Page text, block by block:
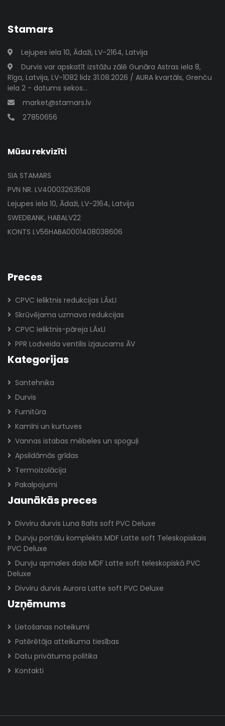
Stamars
Lejupes iela 10, Ādaži, LV-2164, Latvija
Durvis var apskatīt izstāžu zālē Gunāra Astras iela 8,
Rīga, Latvija, LV-1082 lidz 31.08.2026 / AURA kvartāls, Grenču
iela 2 - datums sekos...
market@stamars.lv
27850656
Mūsu rekvizīti
SIA STAMARS
PVN NR. LV40003263508
Lejupes iela 10, Ādaži, LV-2164, Latvija
SWEDBANK, HABALV22
KONTS LV56HABA0001408038606
Preces
CPVC Ieliktnis redukcijas LĀxLI
Skrūvējama uzmava redukcijas
CPVC Ieliktnis-pāreja LĀxLI
PPR Lodveida ventilis izjaucams ĀV
Kategorijas
Santehnika
Durvis
Furnitūra
Kamīni un kurtuves
Vannas istabas mēbeles un spoguļi
Apsildāmās grīdas
Termoizolācija
Pakalpojumi
Jaunākās preces
Divviru durvis Luna Balts soft PVC Deluxe
Durvju portālu komplekts MDF Latte soft Teleskopiskais
PVC Deluxe
Durvju apmales daļa MDF Latte soft teleskopiskā PVC
Deluxe
Divviru durvis Aurora Latte soft PVC Deluxe
Uzņēmums
Lietošanas noteikumi
Patērētāja atteikuma tiesības
Datu privātuma politika
Kontakti